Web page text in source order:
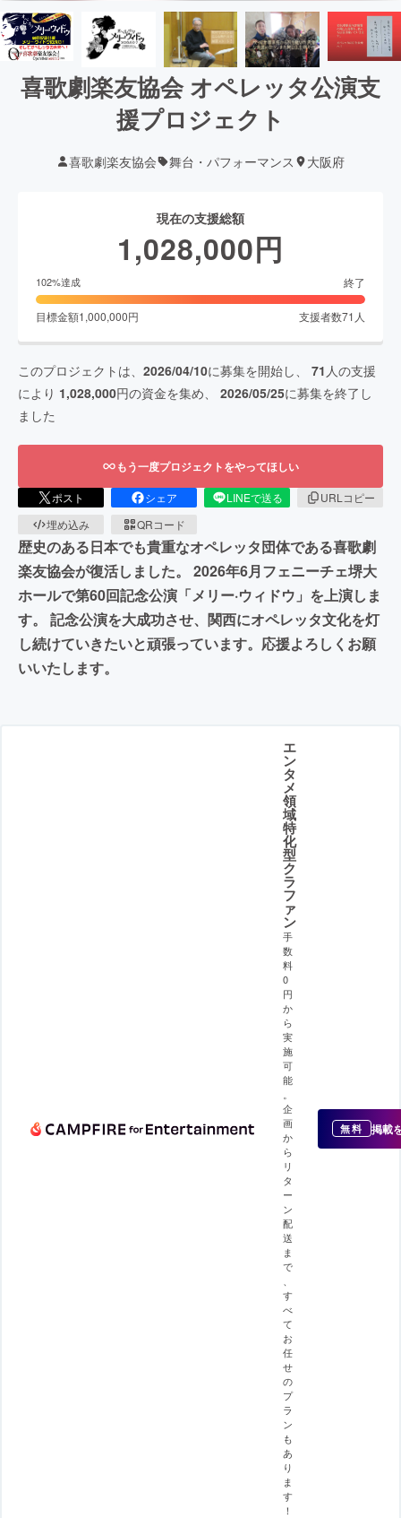
喜歌劇楽友協会 オペレッタ公演支
援プロジェクト
喜歌劇楽友協会 舞台・パフォーマンス 大阪府
現在の支援総額
1,028,000円
102%達成 終了
目標金額1,000,000円 支援者数71 人
このプロジェクトは、 2026/04/10に募集を開始し、 71 人の支援
により 1,028,000円の資金を集め、 2026/05/25に募集を終了し
ました
もう一度プロジェクトをやってほしい
ポスト シェア LINEで送る
URLコピー
埋め込み
QRコード
歴史のある日本でも貴重なオペレッタ団体である喜歌劇
楽友協会が復活しました。 2026年6月フェニーチェ堺大
ホールで第60回記念公演「メリー·ウィドウ」を上演しま
す。 記念公演を大成功させ、関西にオペレッタ文化を灯
し続けていきたいと頑張っています。応援よろしくお願
いいたします。
エ
ン
タ
メ
領
域
特
化
型
ク
ラ
フ
ァ
ン
手
数
料
0
円
か
ら
実
施
可
能
企
画
か
ら
リ
タ
ー
ン
配
送
ま
で
す
べ
て
お
任
せ
の
プ
ラ
ン
も
あ
り
ま
す
！
無料 掲載